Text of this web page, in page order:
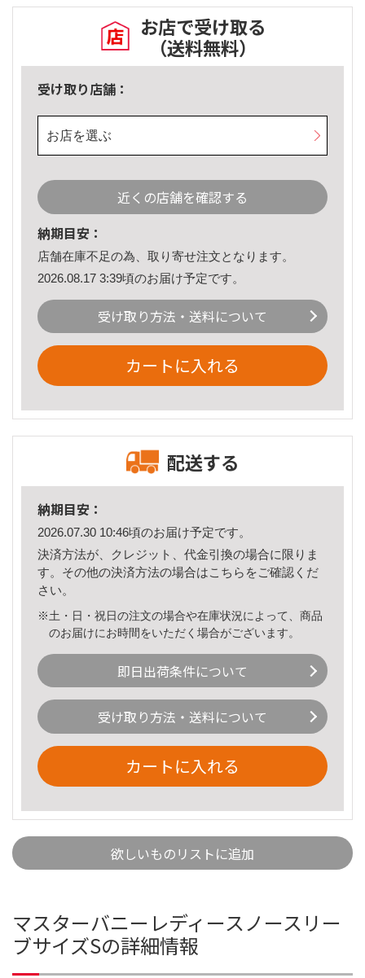
お店で受け取る
（送料無料）
受け取り店舗：
お店を選ぶ
近くの店舗を確認する
納期目安：
店舗在庫不足の為、取り寄せ注文となります。
2026.08.17 3:39頃のお届け予定です。
受け取り方法・送料について
カートに入れる
配送する
納期目安：
2026.07.30 10:46頃のお届け予定です。
決済方法が、クレジット、代金引換の場合に限りま
す。その他の決済方法の場合はこちら をご確認くだ
さい。
※土・日・祝日の注文の場合や在庫状況によって、商品
のお届けにお時間をいただく場合がございます。
即日出荷条件について
受け取り方法・送料について
カートに入れる
欲しいものリストに追加
マスターバニーレディースノースリー
ブサイズSの詳細情報